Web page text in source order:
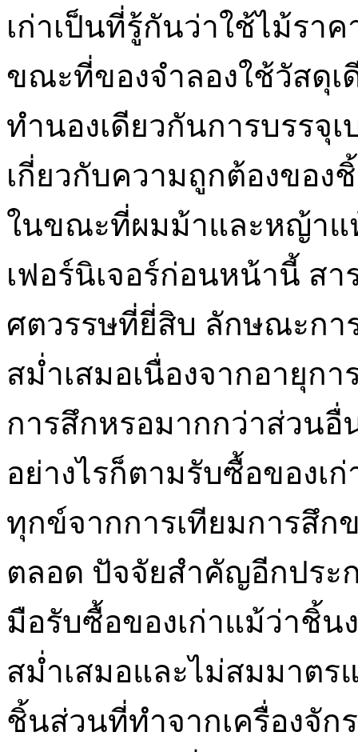
เก่าเป็นที่รู้กันว่าใช้ไม้รา
ขณะที่ของจำลองใช้วัสดุเ
ทำนองเดียวกันการบรรจุ
เกี่ยวกับความถูกต้องของ
ในขณะที่ผมม้าและหญ้าแ
เฟอร์นิเจอร์ก่อนหน้านี้ สา
ศตวรรษที่ยี่สิบ ลักษณะกา
สม่ำเสมอเนื่องจากอายุก
การสึกหรอมากกว่าส่วน
อย่างไรก็ตามรับซื้อของเ
ทุกข์จากการเทียมการสึก
ตลอด ปัจจัยสำคัญอีกประ
มือรับซื้อของเก่าแม้ว่าชิ้
สม่ำเสมอและไม่สมมาต
ชิ้นส่วนที่ทำจากเครื่องจัก